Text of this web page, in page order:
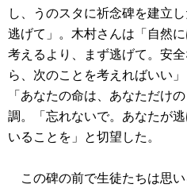
し、うのスタに祈念碑を建立
逃げて」。木村さんは「自然
考えるより、まず逃げて。安
ら、次のことを考えればいい
「あなたの命は、あなただけ
調。「忘れないで。あなたが
いることを」と切望した。
この碑の前で生徒たちは思